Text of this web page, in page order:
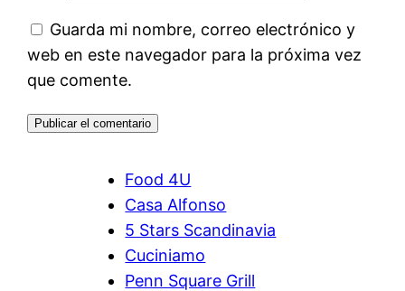
Guarda mi nombre, correo electrónico y
web en este navegador para la próxima vez
que comente.
Food 4U
Casa Alfonso
5 Stars Scandinavia
Cuciniamo
Penn Square Grill